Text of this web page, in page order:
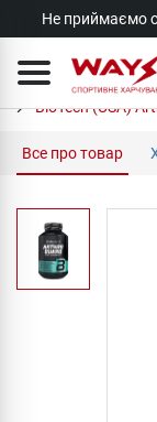
Не приймаємо
BioTech (USA)
Все про товар